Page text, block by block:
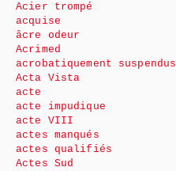
Acier trompé
acquise
âcre odeur
Acrimed
acrobatiquement suspendus
Acta Vista
acte
acte impudique
acte VIII
actes manqués
actes qualifiés
Actes Sud